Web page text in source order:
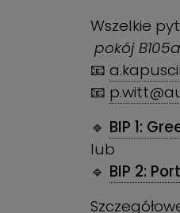
Wszelkie
pokój
📧
📧
🔹 BIP 1:
lub
🔹 BIP 2: